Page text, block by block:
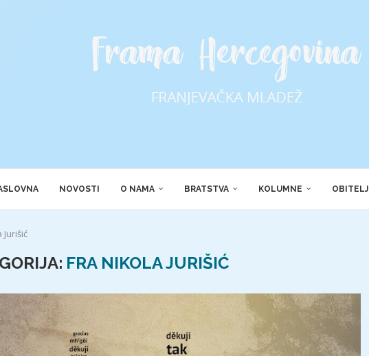
NOVOSTI O NAMA BRATSTVA KOLUMNE OBITELJ
Jurišić
FRA NIKOLA JURIŠIĆ